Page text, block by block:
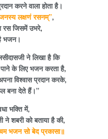
करने वाला होता है।
लक्षणं रसनम्”,
रस जिसमें उभरे,
भजन।
ने लिखा है कि
के लिए भजन करता है,
विश्वास प्रदान करके,
बना देते हैं।”
भक्ति में,
ने शबरी को बताया है की,
भजन सो बेद प्रकासा॥